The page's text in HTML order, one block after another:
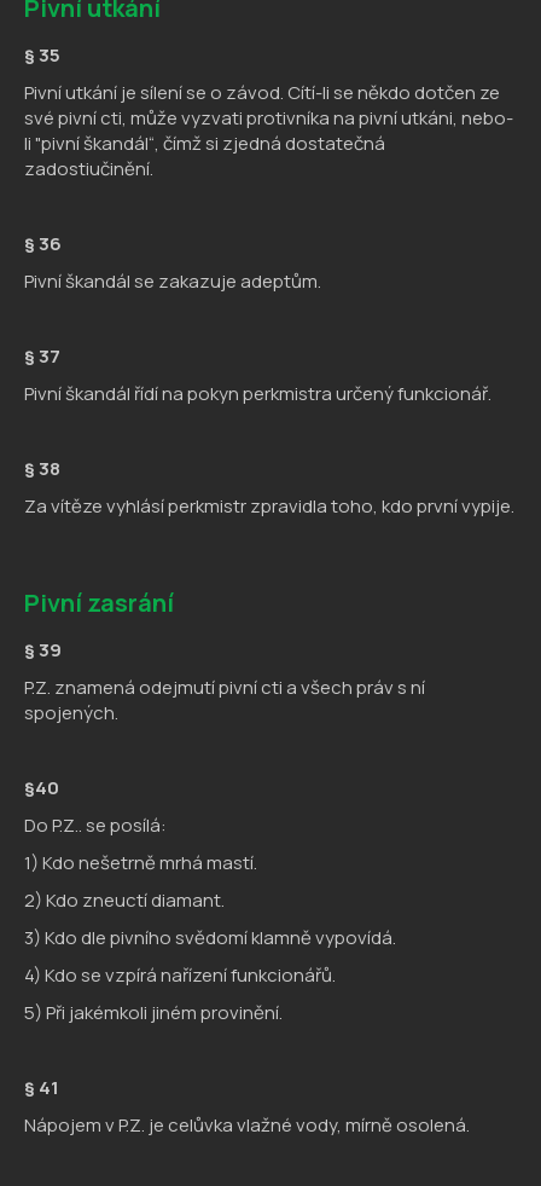
Pivní utkání
§ 35
Pivní utkání je sílení se o závod. Cítí-li se někdo dotčen ze
své pivní cti, může vyzvati protivníka na pivní utkáni, nebo-
li "pivní škandál“, čímž si zjedná dostatečná
zadostiučinění.
§ 36
Pivní škandál se zakazuje adeptům.
§ 37
Pivní škandál řídí na pokyn perkmistra určený funkcionář.
§ 38
Za vítěze vyhlásí perkmistr zpravidla toho, kdo první vypije.
Pivní zasrání
§ 39
P.Z. znamená odejmutí pivní cti a všech práv s ní
spojených.
§40
Do P.Z.. se posílá:
1) Kdo nešetrně mrhá mastí.
2) Kdo zneuctí diamant.
3) Kdo dle pivního svědomí klamně vypovídá.
4) Kdo se vzpírá nařízení funkcionářů.
5) Při jakémkoli jiném provinění.
§ 41
Nápojem v P.Z. je celůvka vlažné vody, mírně osolená.